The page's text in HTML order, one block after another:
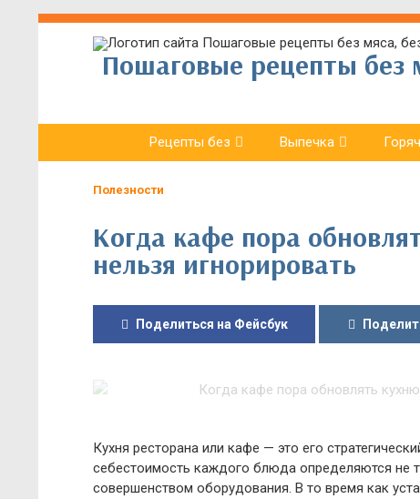
Пошаговые рецепты без
Рецепты без Выпечка
Полезности
Когда кафе пора
нельзя игнорировать
Поделиться на Фейсбук
Кухня ресторана или кафе — это его
себестоимость каждого блюда определяются не
совершенством оборудования. В то время как